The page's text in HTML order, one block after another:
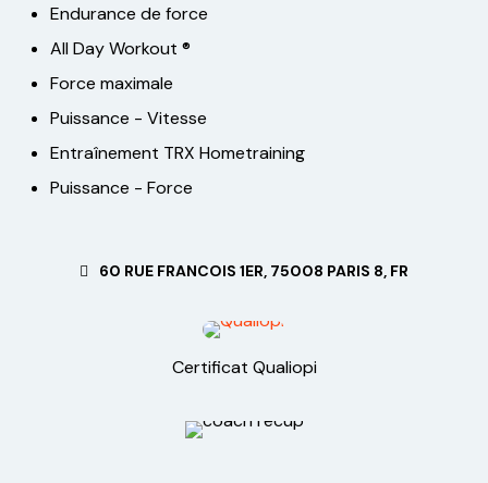
Endurance de force
All Day Workout ®
Force maximale
Puissance - Vitesse
Entraînement TRX Hometraining
Puissance - Force
60 RUE FRANCOIS 1ER, 75008 PARIS 8, FR
Certificat Qualiopi